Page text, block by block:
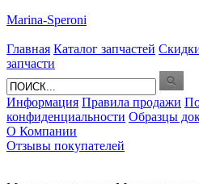
Marina-Speroni
Главная Каталог запчастей
запчасти
Информация Правила продажи
конфиденциальности Образцы
О Компании
Отзывы покупателей